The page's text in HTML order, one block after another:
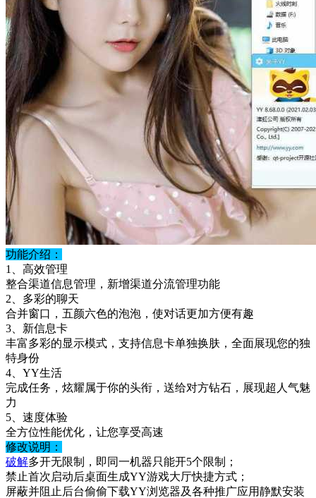
功能介绍：
1、高效管理
整合渠道信息管理，新增渠道分流管理功能
2、多彩的聊天
合并窗口，五颜六色的泡泡，使对话更加方便有趣
3、新信息卡
丰富多彩的显示模式，支持信息卡单独换肤，全面展现您的独
特身份
4、YY生活
完成任务，炫耀属于你的头衔，送给对方钻石，展现超人气魅
力
5、速度体验
全方位性能优化，让您享受高速
修改说明：
破解多开无限制，即同一机器只能开5个限制；
禁止首次启动后桌面生成YY游戏大厅快捷方式；
屏蔽并阻止后台偷偷下载YY浏览器及各种推广应用静默安装